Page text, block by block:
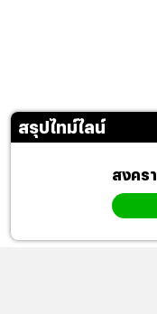
สรุปไทม์ไลน์
สงคร